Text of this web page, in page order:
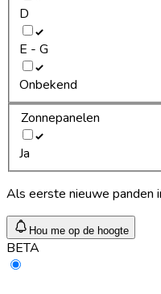
D
E - G
Onbekend
Zonnepanelen
Ja
Als eerste nieuwe panden
Hou me op de hoogte
BETA